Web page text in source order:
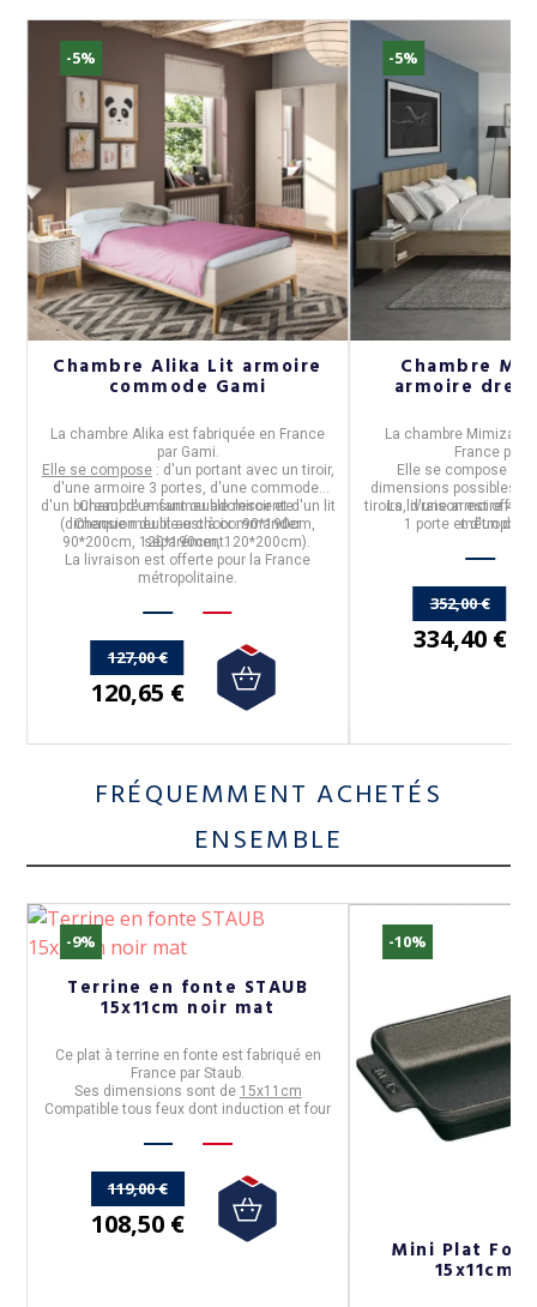
-5%
Chambre Alika Lit armoire
commode Gami
La chambre Alika est fabriquée en France
par Gami.
Elle se compose: d'un portant avec un tiroir,
d'une armoire 3 portes, d'une commode,
d'un bureau, d'un surmeuble miroir et d'un lit
(dimension du lit au choix : 90*190cm,
90*200cm, 120*190cm, 120*200cm).
Chambre enfant ou adolescente.
Chaque meuble est à commander
séparément.
La livraison est offerte pour la France
métropolitaine.
127,00 €
120,65 €
-5%
Chambre
armoire
La chambre Mimizan
France par
Elle se compose
dimensions possibles),
tiroirs, d'une armoire 4
1 porte et d'un
La livraison est
352,00 €
334,40 €
FRÉQUEMMENT ACHETÉS
ENSEMBLE
-9%
Terrine en fonte STAUB
15x11cm noir mat
Ce plat à terrine en fonteest fabriqué en
France par Staub.
Ses dimensions sont de 15x11cm
Compatible tous feux dont induction et four
119,00 €
108,50 €
-10%
Mini Plat
15x11cm